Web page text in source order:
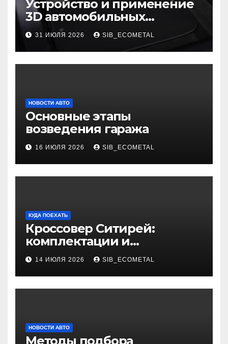
Устройство и применение
3D автомобильных
ковриков
31 ИЮЛЯ 2026 SIB_ECOMETAL
НОВОСТИ АВТО
Основные этапы
возведения гаража
16 ИЮЛЯ 2026 SIB_ECOMETAL
КУДА ПОЕХАТЬ
Кроссовер Ситирей:
комплектации и
характеристики
14 ИЮЛЯ 2026 SIB_ECOMETAL
НОВОСТИ АВТО
Методы подбора